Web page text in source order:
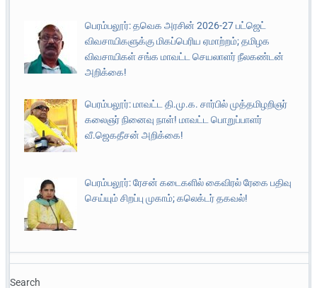
பெரம்பலூர்: தவெக அரசின் 2026-27 பட்ஜெட்
விவசாயிகளுக்கு மிகப்பெரிய ஏமாற்றம்; தமிழக
விவசாயிகள் சங்க மாவட்ட செயலாளர் நீலகண்டன்
அறிக்கை!
பெரம்பலூர்: மாவட்ட தி.மு.க. சார்பில் முத்தமிழறிஞர்
கலைஞர் நினைவு நாள்! மாவட்ட பொறுப்பாளர்
வீ.ஜெகதீசன் அறிக்கை!
பெரம்பலூர்: ரேசன் கடைகளில் கைவிரல் ரேகை பதிவு
செய்யும் சிறப்பு முகாம்; கலெக்டர் தகவல்!
Search